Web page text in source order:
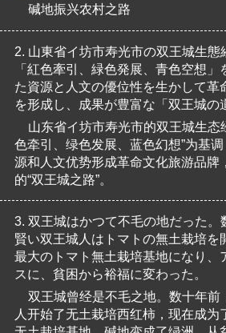
碱地振兴农村之路
2. 山東省イ坊市寿光市の双王城生態
「紅色牽引、緑色発展、青色空想」
た資源と人文の優位性を生かして革
を形成し、成果が豊富な「双王城の
山东省イ坊市寿光市的双王城生态
色牵引、绿色发展、蓝色幻想”为基
源和人文优势形成革命文化旅游品牌
的“双王城之路”。
3. 双王城はかつて不毛の地だった。
賢い双王城人はトマトの無土栽培を
最大のトマト無土栽培基地になり、
スに、貧困から裕福に変わった。
双王城曾经是不毛之地。数十年前
人开始了无土栽培西红柿，现在成为